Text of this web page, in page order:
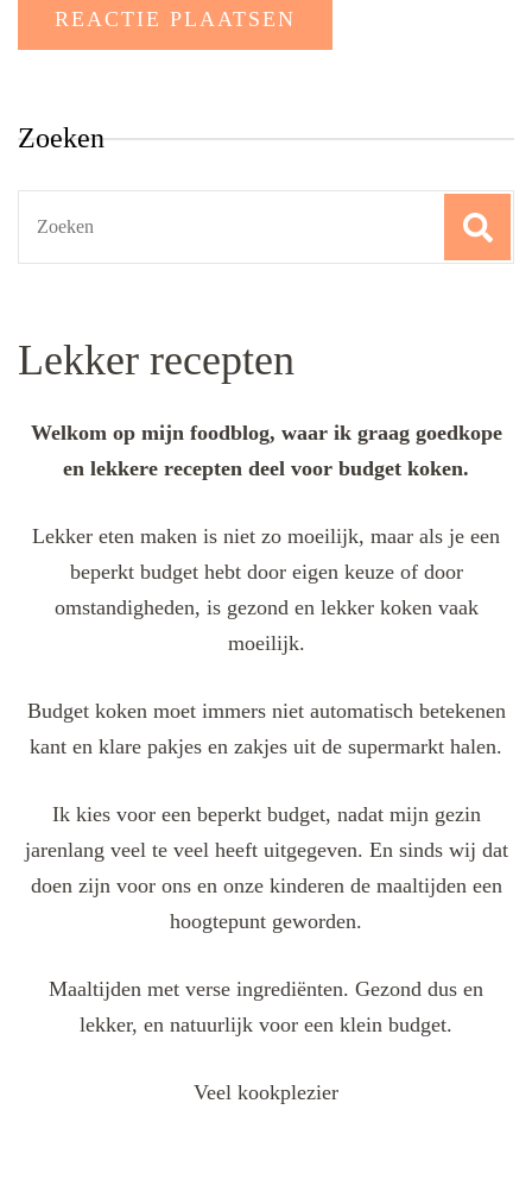
Zoeken
Lekker recepten
Welkom op mijn foodblog, waar ik graag goedkope
en lekkere recepten deel voor budget koken.
Lekker eten maken is niet zo moeilijk, maar als je een
beperkt budget hebt door eigen keuze of door
omstandigheden, is gezond en lekker koken vaak
moeilijk.
Budget koken moet immers niet automatisch betekenen
kant en klare pakjes en zakjes uit de supermarkt halen.
Ik kies voor een beperkt budget, nadat mijn gezin
jarenlang veel te veel heeft uitgegeven. En sinds wij dat
doen zijn voor ons en onze kinderen de maaltijden een
hoogtepunt geworden.
Maaltijden met verse ingrediënten. Gezond dus en
lekker, en natuurlijk voor een klein budget.
Veel kookplezier